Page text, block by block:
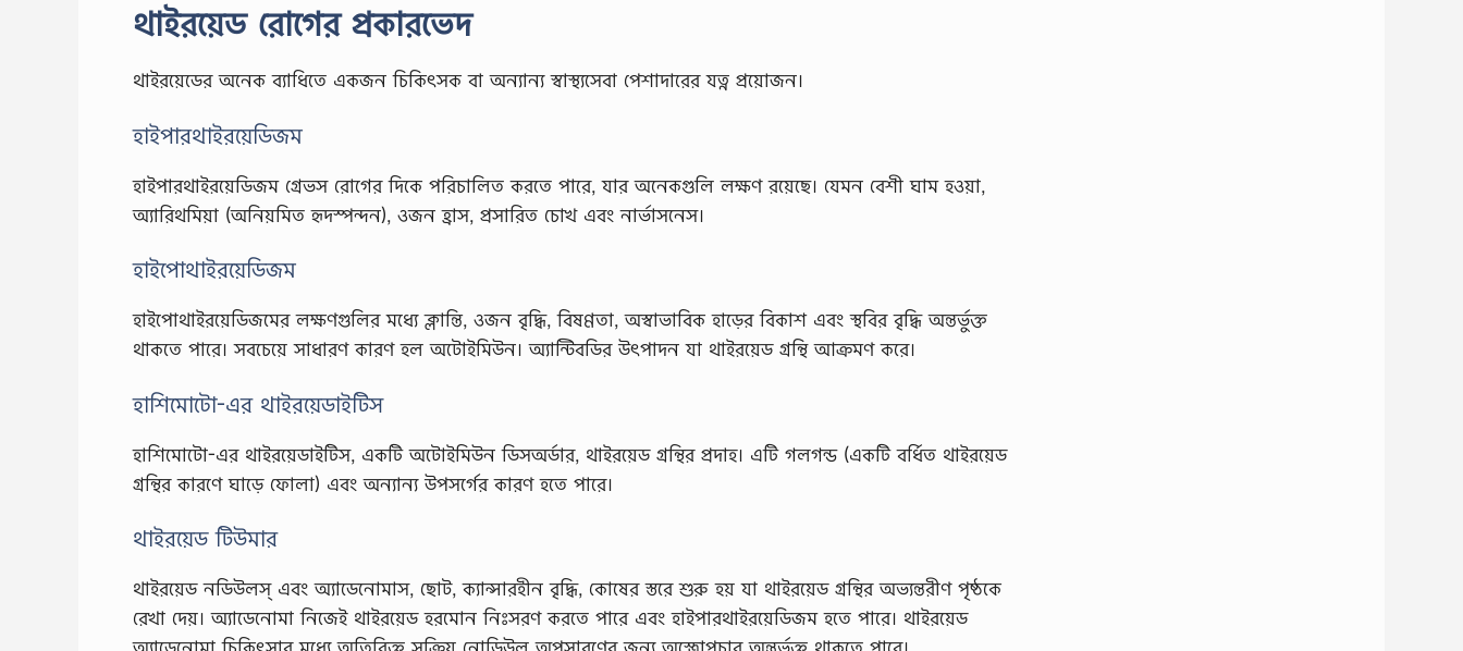
থাইরয়েড রোগের প্রকারভেদ
থাইরয়েডের অনেক ব্যাধিতে একজন চিকিৎসক বা অন্যান্য স্বাস্থ্যসেবা পেশাদারের যত্ন প্রয়োজন।
হাইপারথাইরয়েডিজম
হাইপারথাইরয়েডিজম গ্রেভস রোগের দিকে পরিচালিত করতে পারে, যার অনেকগুলি লক্ষণ রয়েছে। যেমন বেশী ঘাম হওয়া,
অ্যারিথমিয়া (অনিয়মিত হৃদস্পন্দন), ওজন হ্রাস, প্রসারিত চোখ এবং নার্ভাসনেস।
হাইপোথাইরয়েডিজম
হাইপোথাইরয়েডিজমের লক্ষণগুলির মধ্যে ক্লান্তি, ওজন বৃদ্ধি, বিষণ্ণতা, অস্বাভাবিক হাড়ের বিকাশ এবং স্থবির বৃদ্ধি অন্তর্ভুক্ত
থাকতে পারে। সবচেয়ে সাধারণ কারণ হল অটোইমিউন। অ্যান্টিবডির উৎপাদন যা থাইরয়েড গ্রন্থি আক্রমণ করে।
হাশিমোটো-এর থাইরয়েডাইটিস
হাশিমোটো-এর থাইরয়েডাইটিস, একটি অটোইমিউন ডিসঅর্ডার, থাইরয়েড গ্রন্থির প্রদাহ। এটি গলগন্ড (একটি বর্ধিত থাইরয়েড
গ্রন্থির কারণে ঘাড়ে ফোলা) এবং অন্যান্য উপসর্গের কারণ হতে পারে।
থাইরয়েড টিউমার
থাইরয়েড নডিউলস্ এবং অ্যাডেনোমাস, ছোট, ক্যান্সারহীন বৃদ্ধি, কোষের স্তরে শুরু হয় যা থাইরয়েড গ্রন্থির অভ্যন্তরীণ পৃষ্ঠকে
রেখা দেয়। অ্যাডেনোমা নিজেই থাইরয়েড হরমোন নিঃসরণ করতে পারে এবং হাইপারথাইরয়েডিজম হতে পারে। থাইরয়েড